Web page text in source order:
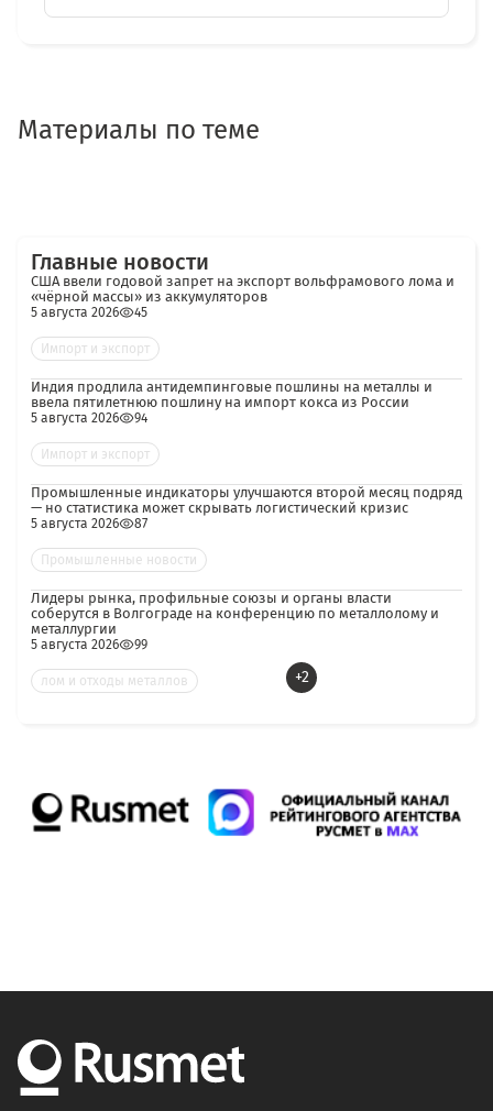
Материалы по теме
Главные новости
США ввели годовой запрет на экспорт вольфрамового лома и
«чёрной массы» из аккумуляторов
5 августа 2026 45
Импорт и экспорт
Индия продлила антидемпинговые пошлины на металлы и
ввела пятилетнюю пошлину на импорт кокса из России
5 августа 2026 94
Импорт и экспорт
Промышленные индикаторы улучшаются второй месяц подряд
— но статистика может скрывать логистический кризис
5 августа 2026 87
Промышленные новости
Лидеры рынка, профильные союзы и органы власти
соберутся в Волгограде на конференцию по металлолому и
металлургии
5 августа 2026 99
лом и отходы металлов +2